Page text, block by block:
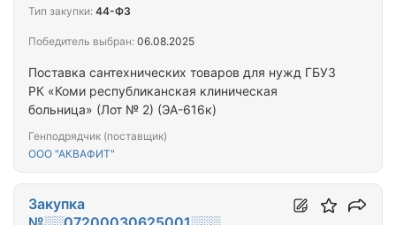
Поставка сантехнических товаров для нужд ГБУЗ
РК «Коми республиканская клиническая
больница» (Лот № 2) (ЭА-616к)
Генподрядчик (поставщик)
ООО "АКВАФИТ"
Тип закупки: 44-ФЗ
Победитель выбран: 06.08.2025
Закупка